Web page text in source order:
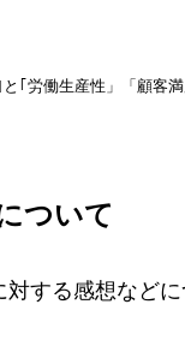
｢労働生産性」「顧客
ついて
する感想など